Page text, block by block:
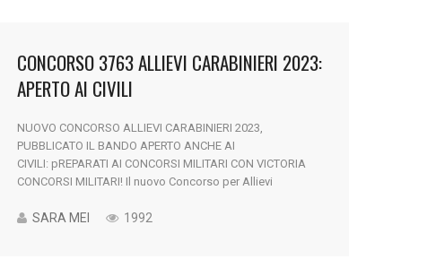
CONCORSO 3763 ALLIEVI CARABINIERI 2023:
APERTO AI CIVILI
NUOVO CONCORSO ALLIEVI CARABINIERI 2023,
PUBBLICATO IL BANDO APERTO ANCHE AI
CIVILI: pREPARATI AI CONCORSI MILITARI CON VICTORIA
CONCORSI MILITARI! Il nuovo Concorso per Allievi
possesso del diploma e aperto anche ai civili, è stato
SARA MEI 1992